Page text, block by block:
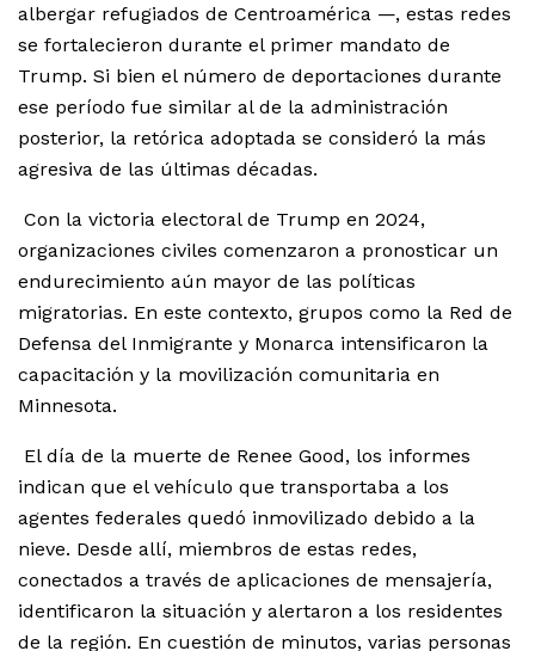
albergar refugiados de Centroamérica —, estas redes
se fortalecieron durante el primer mandato de
Trump. Si bien el número de deportaciones durante
ese período fue similar al de la administración
posterior, la retórica adoptada se consideró la más
agresiva de las últimas décadas.
Con la victoria electoral de Trump en 2024,
organizaciones civiles comenzaron a pronosticar un
endurecimiento aún mayor de las políticas
migratorias. En este contexto, grupos como la Red de
Defensa del Inmigrante y Monarca intensificaron la
capacitación y la movilización comunitaria en
Minnesota.
El día de la muerte de Renee Good, los informes
indican que el vehículo que transportaba a los
agentes federales quedó inmovilizado debido a la
nieve. Desde allí, miembros de estas redes,
conectados a través de aplicaciones de mensajería,
identificaron la situación y alertaron a los residentes
de la región. En cuestión de minutos, varias personas